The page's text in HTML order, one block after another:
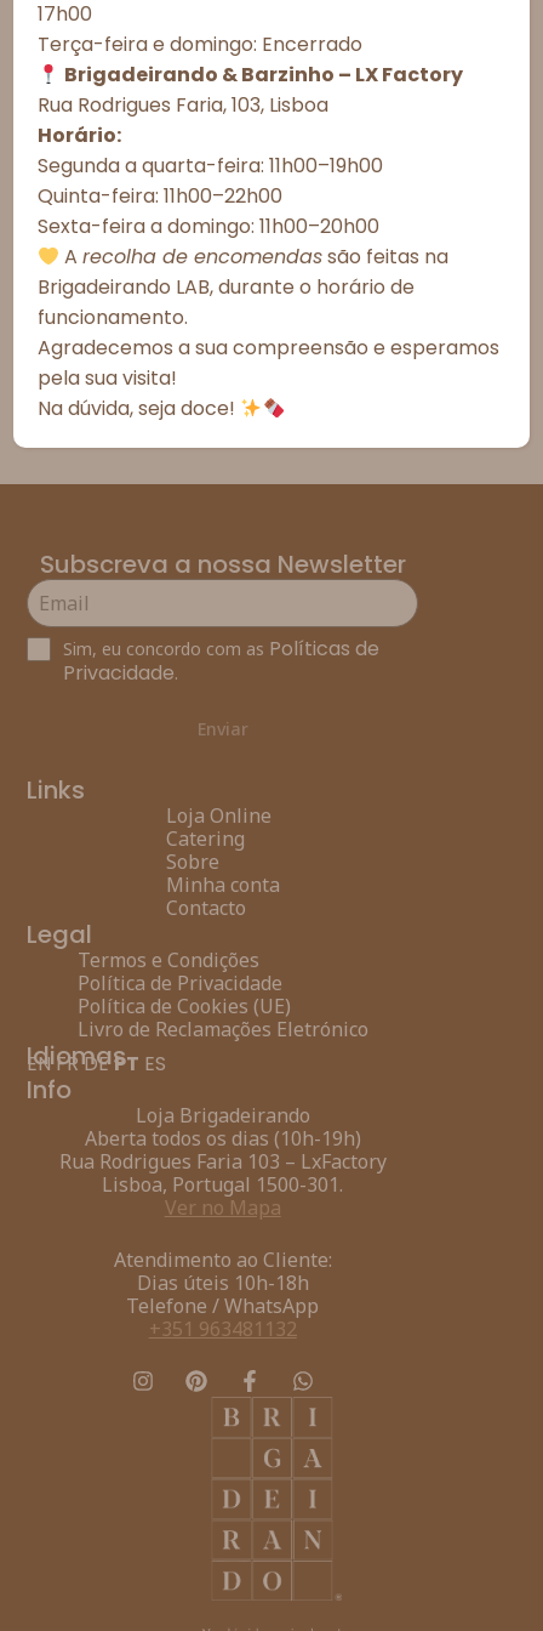
neste site. A não autorização ou a retirada do consentimento podem
afetar negativamente determinados recursos e funções.
Aceitar todos
Ver preferências
Política de Cookies Política de Privacidade – Brigadeirando
Esgotado
Informações Importantes
Prazos de Entrega
Meios de Entrega
Alergénicos
*As fotografias são meramente ilustrativas.
*Todos os valores incluem IVA à taxa legal em vigor em
Portugal.
Subscreva a nossa Newsletter
Sim, eu concordo com as Políticas de
Privacidade.
Enviar
Links
Loja Online
Catering
Sobre
Minha conta
Contacto
Legal
Termos e Condições
Política de Privacidade
Política de Cookies (UE)
Livro de Reclamações Eletrónico
Idiomas
EN FR DEPT ES
Info
Loja Brigadeirando
Aberta todos os dias (10h-19h)
Rua Rodrigues Faria 103 – LxFactory
Lisboa, Portugal 1500-301.
Ver no Mapa
Atendimento ao Cliente:
Dias úteis 10h-18h
Telefone / WhatsApp
+351 963481132
17h00
Terça-feira e domingo: Encerrado
Brigadeirando & Barzinho – LX Factory
Rua Rodrigues Faria, 103, Lisboa
Horário:
Segunda a quarta-feira: 11h00–19h00
Quinta-feira: 11h00–22h00
Sexta-feira a domingo: 11h00–20h00
Arecolha de encomendassão feitas na
Brigadeirando LAB, durante o horário de
funcionamento.
Agradecemos a sua compreensão e esperamos
pela sua visita!
Na dúvida, seja doce!